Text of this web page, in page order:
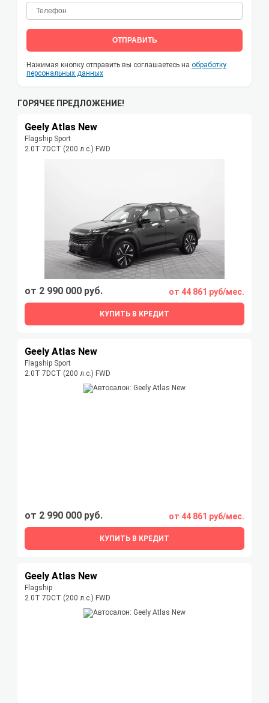
ОТПРАВИТЬ
Нажимая кнопку отправить вы соглашаетесь на обработку
персональных данных
ГОРЯЧЕЕ ПРЕДЛОЖЕНИЕ!
Geely Atlas New
Flagship Sport
2.0T 7DCT (200 л.с.) FWD
от 2 990 000 руб. от 44 861 руб/мес.
КУПИТЬ В КРЕДИТ
Geely Atlas New
Flagship Sport
2.0T 7DCT (200 л.с.) FWD
от 2 990 000 руб. от 44 861 руб/мес.
КУПИТЬ В КРЕДИТ
Geely Atlas New
Flagship
2.0T 7DCT (200 л.с.) FWD